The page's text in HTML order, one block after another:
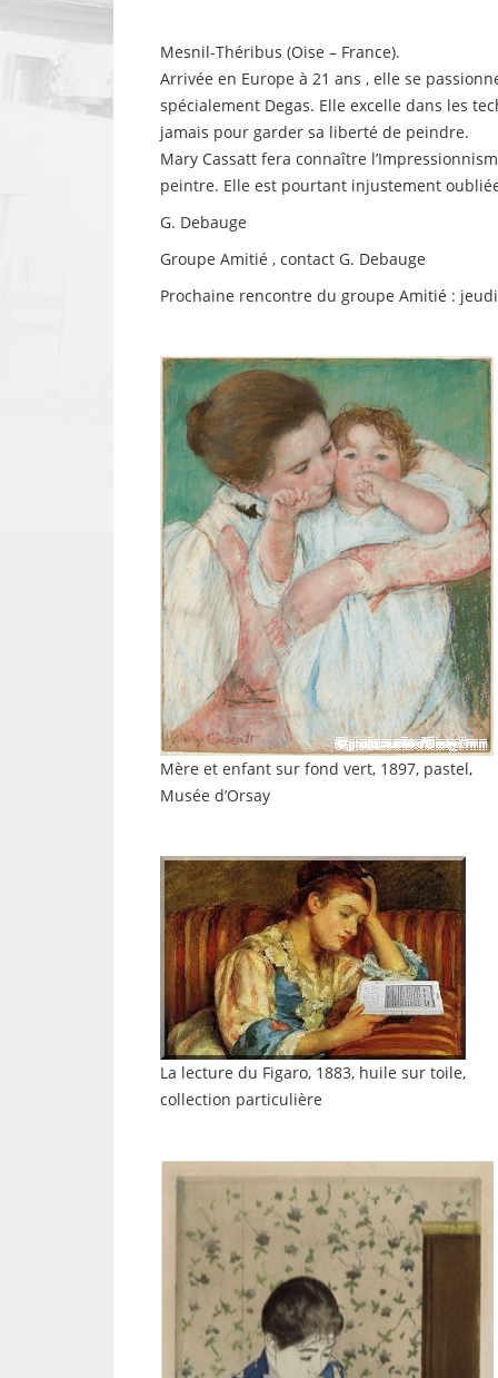
Mesnil-Théribus (Oise – France).
Arrivée en Europe à 21 ans , elle se
spécialement Degas. Elle excelle dans les
jamais pour garder sa liberté de peindre.
Mary Cassatt fera connaître
peintre. Elle est pourtant injustement
G. Debauge
Groupe Amitié , contact G. Debauge
Prochaine rencontre du groupe Amitié :
Mère et enfant sur fond vert, 1897, pastel,
Musée d’Orsay
La lecture du Figaro, 1883, huile sur toile,
collection particulière